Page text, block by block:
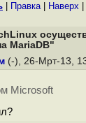
Правка| Наверх
MariaDB"
(-), 26-Мрт-13,
Microsoft